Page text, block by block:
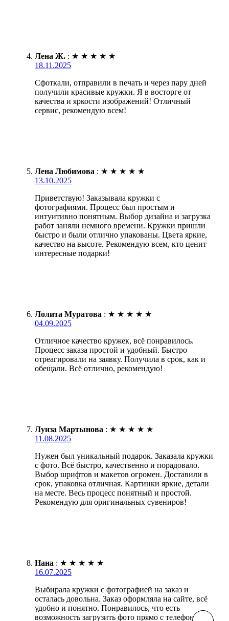
Лена Ж. : ★ ★ ★ ★ ★
18.11.2025
Сфоткали, отправили в печать и через пару дней
получили красивые кружки. Я в восторге от
качества и яркости изображений! Отличный
сервис, рекомендую всем!
Лена Любимова : ★ ★ ★ ★ ★
13.10.2025
Приветствую! Заказывала кружки с
фотографиями. Процесс был простым и
интуитивно понятным. Выбор дизайна и загрузка
работ заняли немного времени. Кружки пришли
быстро и были отлично упакованы. Цвета яркие,
качество на высоте. Рекомендую всем, кто ценит
интересные подарки!
Лолита Муратова : ★ ★ ★ ★ ★
04.09.2025
Отличное качество кружек, всё понравилось.
Процесс заказа простой и удобный. Быстро
отреагировали на заявку. Получила в срок, как и
обещали. Всё отлично, рекомендую!
Луиза Мартынова : ★ ★ ★ ★ ★
11.08.2025
Нужен был уникальный подарок. Заказала кружки
с фото. Всё быстро, качественно и порадовало.
Выбор шрифтов и макетов огромен. Доставили в
срок, упаковка отличная. Картинки яркие, детали
на месте. Весь процесс понятный и простой.
Рекомендую для оригинальных сувениров!
Нана : ★ ★ ★ ★ ★
16.07.2025
Выбирала кружки с фотографией на заказ и
осталась довольна. Заказ оформляла на сайте, всё
удобно и понятно. Понравилось, что есть
возможность загрузить фото прямо с телефона.